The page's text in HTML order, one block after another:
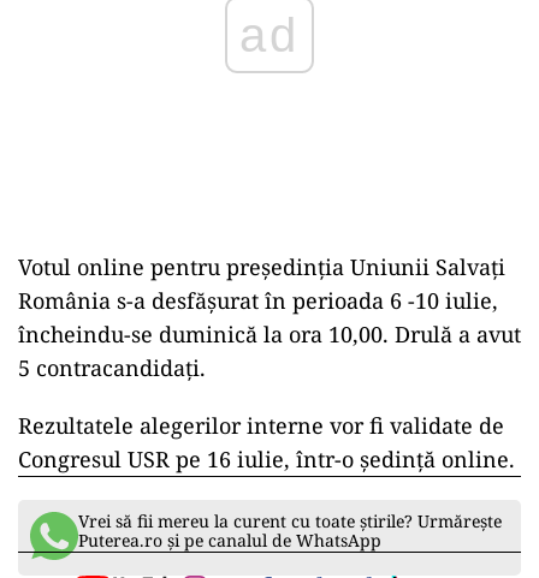
ad
Votul online pentru preşedinţia Uniunii Salvaţi
România s-a desfăşurat în perioada 6 -10 iulie,
încheindu-se duminică la ora 10,00. Drulă a avut
5 contracandidaţi.
Rezultatele alegerilor interne vor fi validate de
Congresul USR pe 16 iulie, într-o şedinţă online.
Vrei să fii mereu la curent cu toate știrile? Urmărește
Puterea.ro și pe canalul de WhatsApp